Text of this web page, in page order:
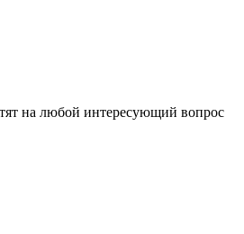
на любой интересующий вопрос